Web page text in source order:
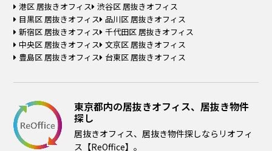
港区 居抜きオフィス 渋谷区 居抜きオフィス
目黒区 居抜きオフィス 品川区 居抜きオフィス
新宿区 居抜きオフィス 千代田区 居抜きオフィス
中央区 居抜きオフィス 文京区 居抜きオフィス
豊島区 居抜きオフィス 台東区 居抜きオフィス
東京都内の居抜きオフィス、居抜き物件
探し
居抜きオフィス、居抜き物件探しならリオフィ
ス【ReOffice】。